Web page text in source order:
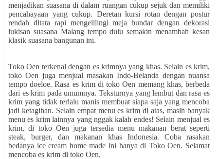
menjadikan suasana di dalam ruangan cukup sejuk dan memiliki
pencahayaan yang cukup. Deretan kursi rotan dengan postur
rendah ditata rapi mengelilingi meja bundar dengan dekorasi
lukisan suasana Malang tempo dulu semakin menambah kesan
klasik suasana bangunan ini.
Toko Oen terkenal dengan es krimnya yang khas. Selain es krim,
toko Oen juga menjual masakan Indo-Belanda dengan nuansa
tempo doeloe. Rasa es krim di toko Oen memang khas, berbeda
dari es krim pada umumnya. Teksturnya yang lembut dan rasa es
krim yang tidak terlalu manis membuat siapa saja yang mencoba
jadi ketagihan. Selain empat menu es krim di atas, masih banyak
menu es krim lainnya yang nggak kalah endes! Selain menjual es
krim, di toko Oen juga tersedia menu makanan berat seperti
steak, burger, dan makanan khas Indonesia. Coba rasakan
bedanya ice cream home made ini hanya di Toko Oen. Selamat
mencoba es krim di toko Oen.